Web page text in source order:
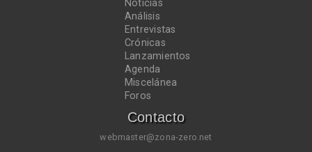
Noticias
Análisis
Entrevistas
Crónicas
Lanzamientos
Agenda
Miscelánea
Foros
Contacto
webmaster@zona-zero.net